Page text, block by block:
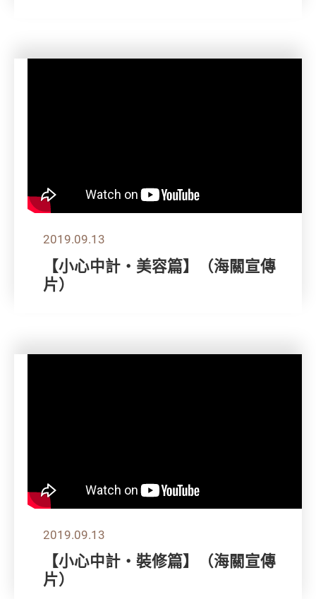
2019.09.13
【小心中計‧美容篇】（海關宣傳
片）
2019.09.13
【小心中計‧裝修篇】（海關宣傳
片）